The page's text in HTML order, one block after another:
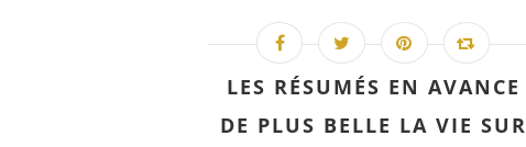
LES RÉSUMÉS EN AVANCE
DE PLUS BELLE LA VIE SUR